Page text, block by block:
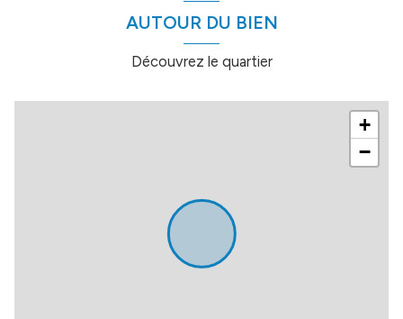
AUTOUR DU BIEN
Découvrez le quartier
+
−